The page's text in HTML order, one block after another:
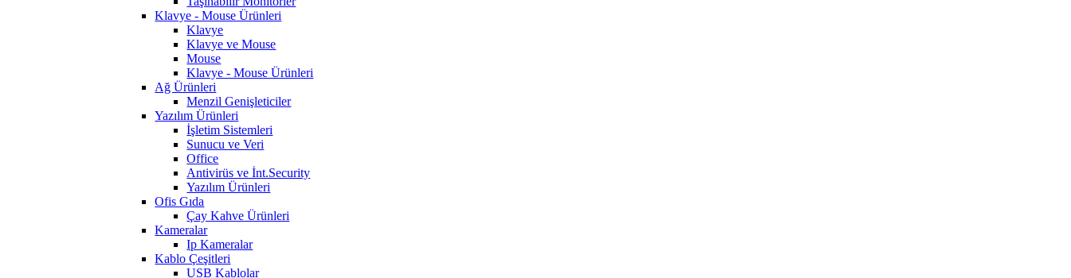
Klavye - Mouse Ürünleri
Klavye
Klavye ve Mouse
Mouse
Klavye - Mouse Ürünleri
Ağ Ürünleri
Menzil Genişleticiler
Yazılım Ürünleri
İşletim Sistemleri
Sunucu ve Veri
Office
Antivirüs ve İnt.Security
Yazılım Ürünleri
Ofis Gıda
Çay Kahve Ürünleri
Kameralar
Ip Kameralar
Kablo Çeşitleri
USB Kablolar